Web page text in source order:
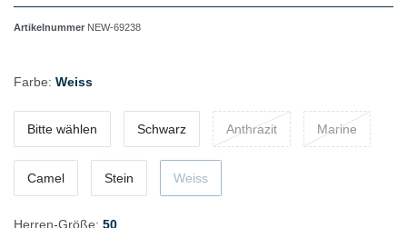
Artikelnummer NEW-69238
Farbe: Weiss
Bitte wählen Schwarz Anthrazit Marine
Camel Stein Weiss
Herren-Größe: 50